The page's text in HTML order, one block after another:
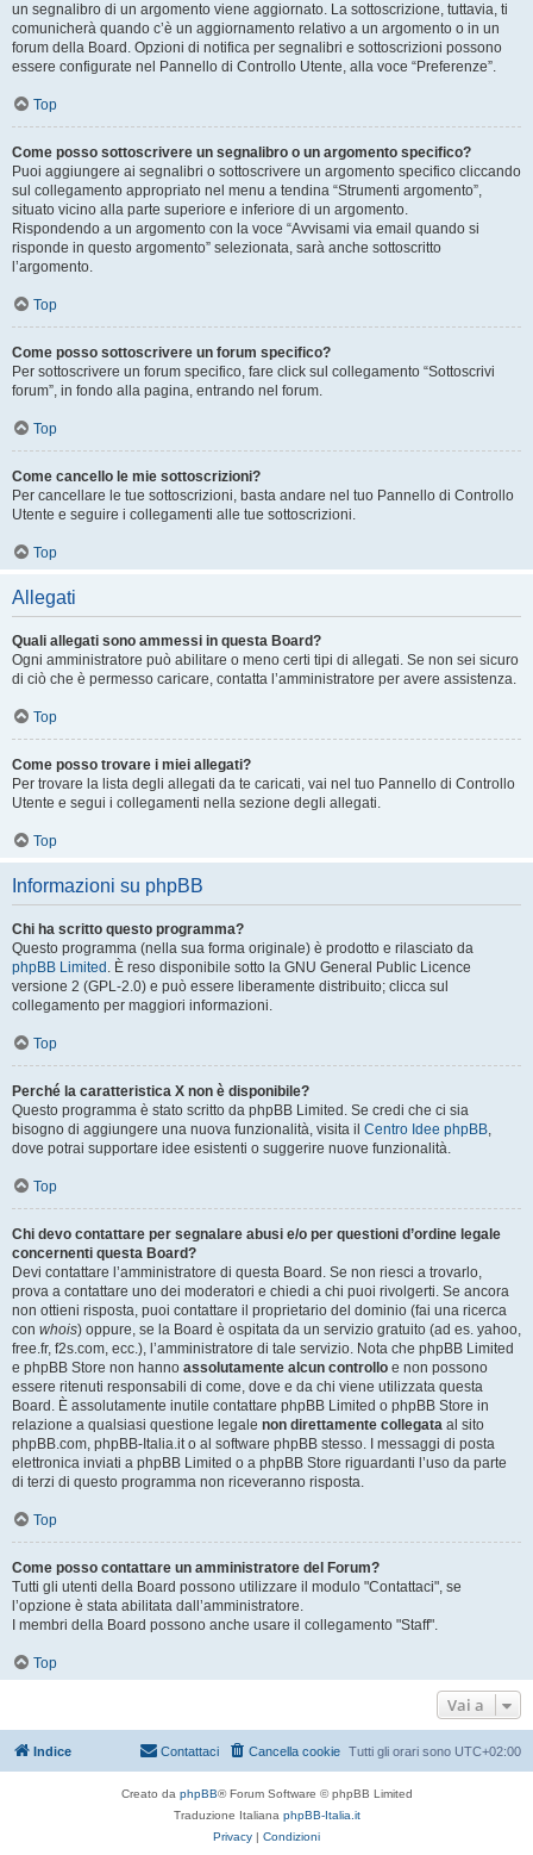
un segnalibro di un argomento viene aggiornato. La sottoscrizione, tuttavia, ti
comunicherà quando c’è un aggiornamento relativo a un argomento o in un
forum della Board. Opzioni di notifica per segnalibri e sottoscrizioni possono
essere configurate nel Pannello di Controllo Utente, alla voce “Preferenze”.
Top
Come posso sottoscrivere un segnalibro o un argomento specifico?
Puoi aggiungere ai segnalibri o sottoscrivere un argomento specifico cliccando
sul collegamento appropriato nel menu a tendina “Strumenti argomento”,
situato vicino alla parte superiore e inferiore di un argomento.
Rispondendo a un argomento con la voce “Avvisami via email quando si
risponde in questo argomento” selezionata, sarà anche sottoscritto
l’argomento.
Top
Come posso sottoscrivere un forum specifico?
Per sottoscrivere un forum specifico, fare click sul collegamento “Sottoscrivi
forum”, in fondo alla pagina, entrando nel forum.
Top
Come cancello le mie sottoscrizioni?
Per cancellare le tue sottoscrizioni, basta andare nel tuo Pannello di Controllo
Utente e seguire i collegamenti alle tue sottoscrizioni.
Top
Allegati
Quali allegati sono ammessi in questa Board?
Ogni amministratore può abilitare o meno certi tipi di allegati. Se non sei sicuro
di ciò che è permesso caricare, contatta l’amministratore per avere assistenza.
Top
Come posso trovare i miei allegati?
Per trovare la lista degli allegati da te caricati, vai nel tuo Pannello di Controllo
Utente e segui i collegamenti nella sezione degli allegati.
Top
Informazioni su phpBB
Chi ha scritto questo programma?
Questo programma (nella sua forma originale) è prodotto e rilasciato da
phpBB Limited . È reso disponibile sotto la GNU General Public Licence
versione 2 (GPL-2.0) e può essere liberamente distribuito; clicca sul
collegamento per maggiori informazioni.
Top
Perché la caratteristica X non è disponibile?
Questo programma è stato scritto da phpBB Limited. Se credi che ci sia
bisogno di aggiungere una nuova funzionalità, visita il Centro Idee phpBB,
dove potrai supportare idee esistenti o suggerire nuove funzionalità.
Top
Chi devo contattare per segnalare abusi e/o per questioni d’ordine legale
concernenti questa Board?
Devi contattare l’amministratore di questa Board. Se non riesci a trovarlo,
prova a contattare uno dei moderatori e chiedi a chi puoi rivolgerti. Se ancora
non ottieni risposta, puoi contattare il proprietario del dominio (fai una ricerca
con whois) oppure, se la Board è ospitata da un servizio gratuito (ad es. yahoo,
free.fr, f2s.com, ecc.), l’amministratore di tale servizio. Nota che phpBB Limited
e phpBB Store non hanno assolutamente alcun controllo e non possono
essere ritenuti responsabili di come, dove e da chi viene utilizzata questa
Board. È assolutamente inutile contattare phpBB Limited o phpBB Store in
relazione a qualsiasi questione legale non direttamente collegata al sito
phpBB.com, phpBB-Italia.it o al software phpBB stesso. I messaggi di posta
elettronica inviati a phpBB Limited o a phpBB Store riguardanti l’uso da parte
di terzi di questo programma non riceveranno risposta.
Top
Come posso contattare un amministratore del Forum?
Tutti gli utenti della Board possono utilizzare il modulo "Contattaci", se
l’opzione è stata abilitata dall’amministratore.
I membri della Board possono anche usare il collegamento "Staff".
Top
Vai a
Indice Tutti gli orari sono UTC+02:00
Cancella cookie
Contattaci
Creato da phpBB® Forum Software © phpBB Limited
Traduzione Italiana phpBB-Italia.it
Privacy | Condizioni